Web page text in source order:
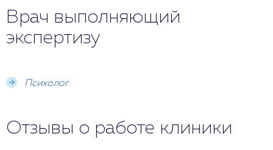
Врач выполняющий
экспертизу
Психолог
Отзывы о работе клиники